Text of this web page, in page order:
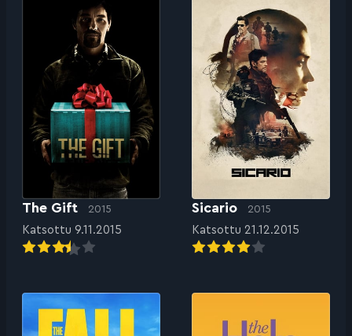
The Gift 2015
Katsottu 9.11.2015
Sicario 2015
Katsottu 21.12.2015